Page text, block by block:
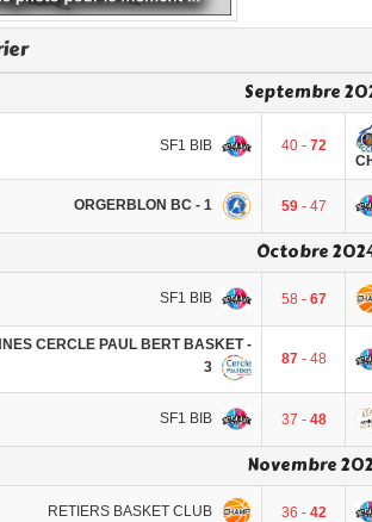
Septembre
SF1 BIB 40 - 72
ORGERBLON BC - 1 59- 47
Octobre
SF1 BIB 58 - 67
CERCLE PAUL BERT BASKET -
3
87- 48
SF1 BIB 37 - 48
Novembre
RETIERS BASKET CLUB 36 - 42